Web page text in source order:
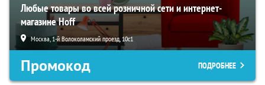
Любые товары во всей розничной сети и интернет-
магазине Hoff
Москва, 1-й Волоколамский проезд, 10с1
Промокод ПОДРОБНЕЕ